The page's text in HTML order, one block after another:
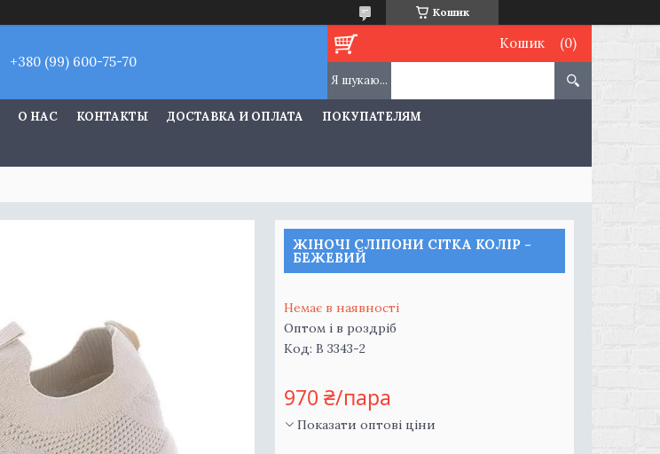
Кошик
+380 (99) 600-75-70
Кошик
О НАС КОНТАКТЫ ДОСТАВКА И ОПЛАТА ПОКУПАТЕЛЯМ
ЖІНОЧІ СЛІПОНИ СІТКА КОЛІР -
БЕЖЕВИЙ
Немає в наявності
Оптом і в роздріб
Код: B 3343-2
970 ₴/пара
Показати оптові ціни